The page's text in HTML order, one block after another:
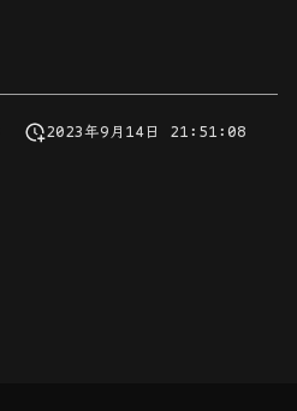
2023年9月14日 21:51:08